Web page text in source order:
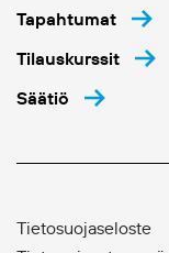
Tapahtumat
Tilauskurssit
Säätiö
Tietosuojaseloste